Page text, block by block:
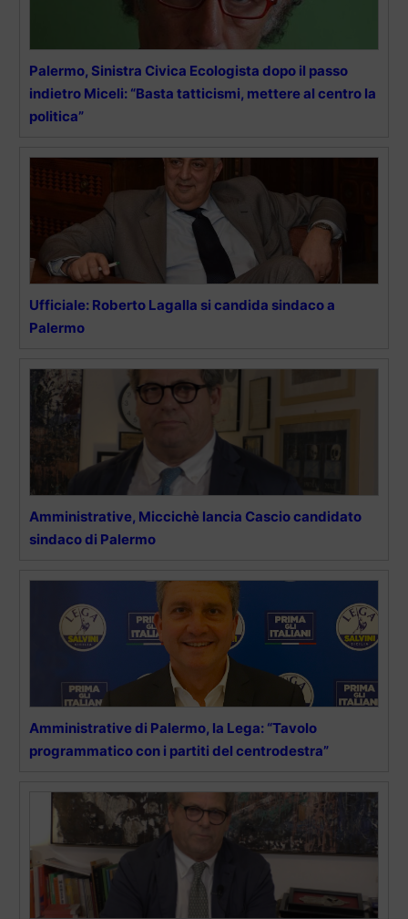
Palermo, Sinistra Civica Ecologista dopo il passo
indietro Miceli: “Basta tatticismi, mettere al centro la
politica”
Ufficiale: Roberto Lagalla si candida sindaco a
Palermo
Amministrative, Miccichè lancia Cascio candidato
sindaco di Palermo
Amministrative di Palermo, la Lega: “Tavolo
programmatico con i partiti del centrodestra”